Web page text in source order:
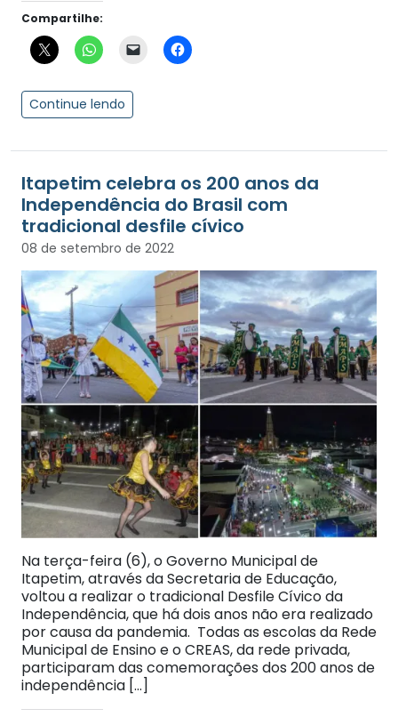
Compartilhe:
Continue lendo
Itapetim celebra os 200 anos da
Independência do Brasil com
tradicional desfile cívico
08 de setembro de 2022
Na terça-feira (6), o Governo Municipal de
Itapetim, através da Secretaria de Educação,
voltou a realizar o tradicional Desfile Cívico da
Independência, que há dois anos não era realizado
por causa da pandemia. Todas as escolas da Rede
Municipal de Ensino e o CREAS, da rede privada,
participaram das comemorações dos 200 anos de
independência […]